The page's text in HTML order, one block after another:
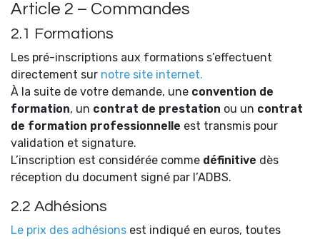
Article 2 – Commandes
2.1 Formations
Les pré-inscriptions aux formations s’effectuent
directement sur notre site internet.
À la suite de votre demande, une convention de
formation, un contrat de prestation ou un contrat
de formation professionnelle est transmis pour
validation et signature.
L’inscription est considérée comme définitive dès
réception du document signé par l’ADBS.
2.2 Adhésions
Le prix des adhésions est indiqué en euros, toutes